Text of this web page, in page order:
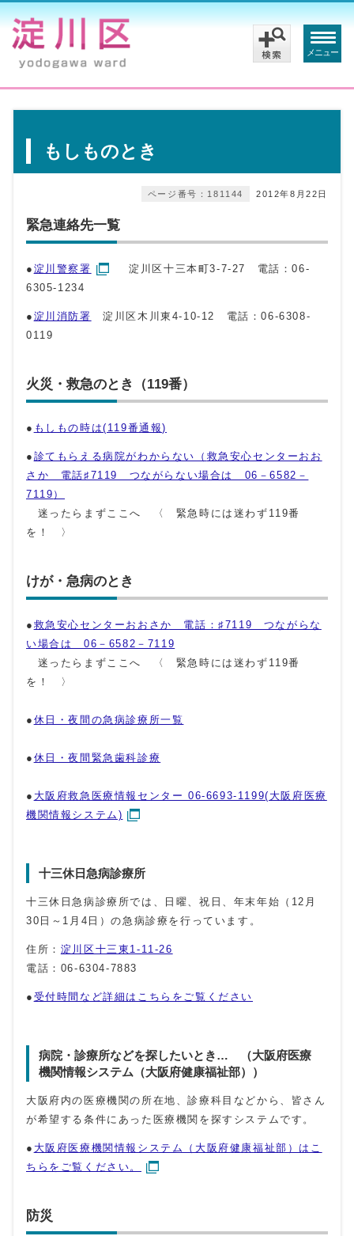
メニュー
もしものとき
2012年8月22日
ページ番号：181144
緊急連絡先一覧
● 淀川警察署
淀川区十三本町3-7-27 電話：06-
6305-1234
● 淀川消防署
淀川区木川東4-10-12 電話：06-6308-
0119
火災・救急のとき（119番）
● もしもの時は(119番通報)
● 診てもらえる病院がわからない（ 救急安心センターおお
さか 電話♯7119 つながらない場合は 06－6582－
7119 ）
迷ったらまずここへ 〈 緊急時には迷わず119番
を！ 〉
けが・急病のとき
● 救急安心センターおおさか 電話：♯7119 つながらな
い場合は 06－6582－7119
迷ったらまずここへ 〈 緊急時には迷わず119番
を！ 〉
● 休日・夜間の急病診療所一覧
● 休日・夜間緊急歯科診療
● 大阪府救急医療情報センター 06-6693-1199(大阪府医療
機関情報システム)
十三休日急病診療所
十三休日急病診療所では、日曜、祝日、年末年始（12月
30日～1月4日）の急病診療を行っています。
住所： 淀川区十三東1-11-26
電話：06-6304-7883
● 受付時間など詳細はこちらをご覧ください
病院・診療所などを探したいとき… （大阪府医療
機関情報システム（大阪府健康福祉部））
大阪府内の医療機関の所在地、診療科目などから、皆さん
が希望する条件にあった医療機関を探すシステムです。
● 大阪府医療機関情報システム（大阪府健康福祉部）はこ
ちらをご覧ください。
防災